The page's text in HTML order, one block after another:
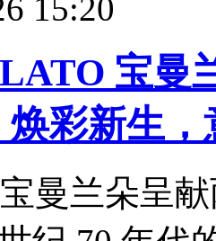
15:20
宝曼
焕彩新生，
曼兰朵呈